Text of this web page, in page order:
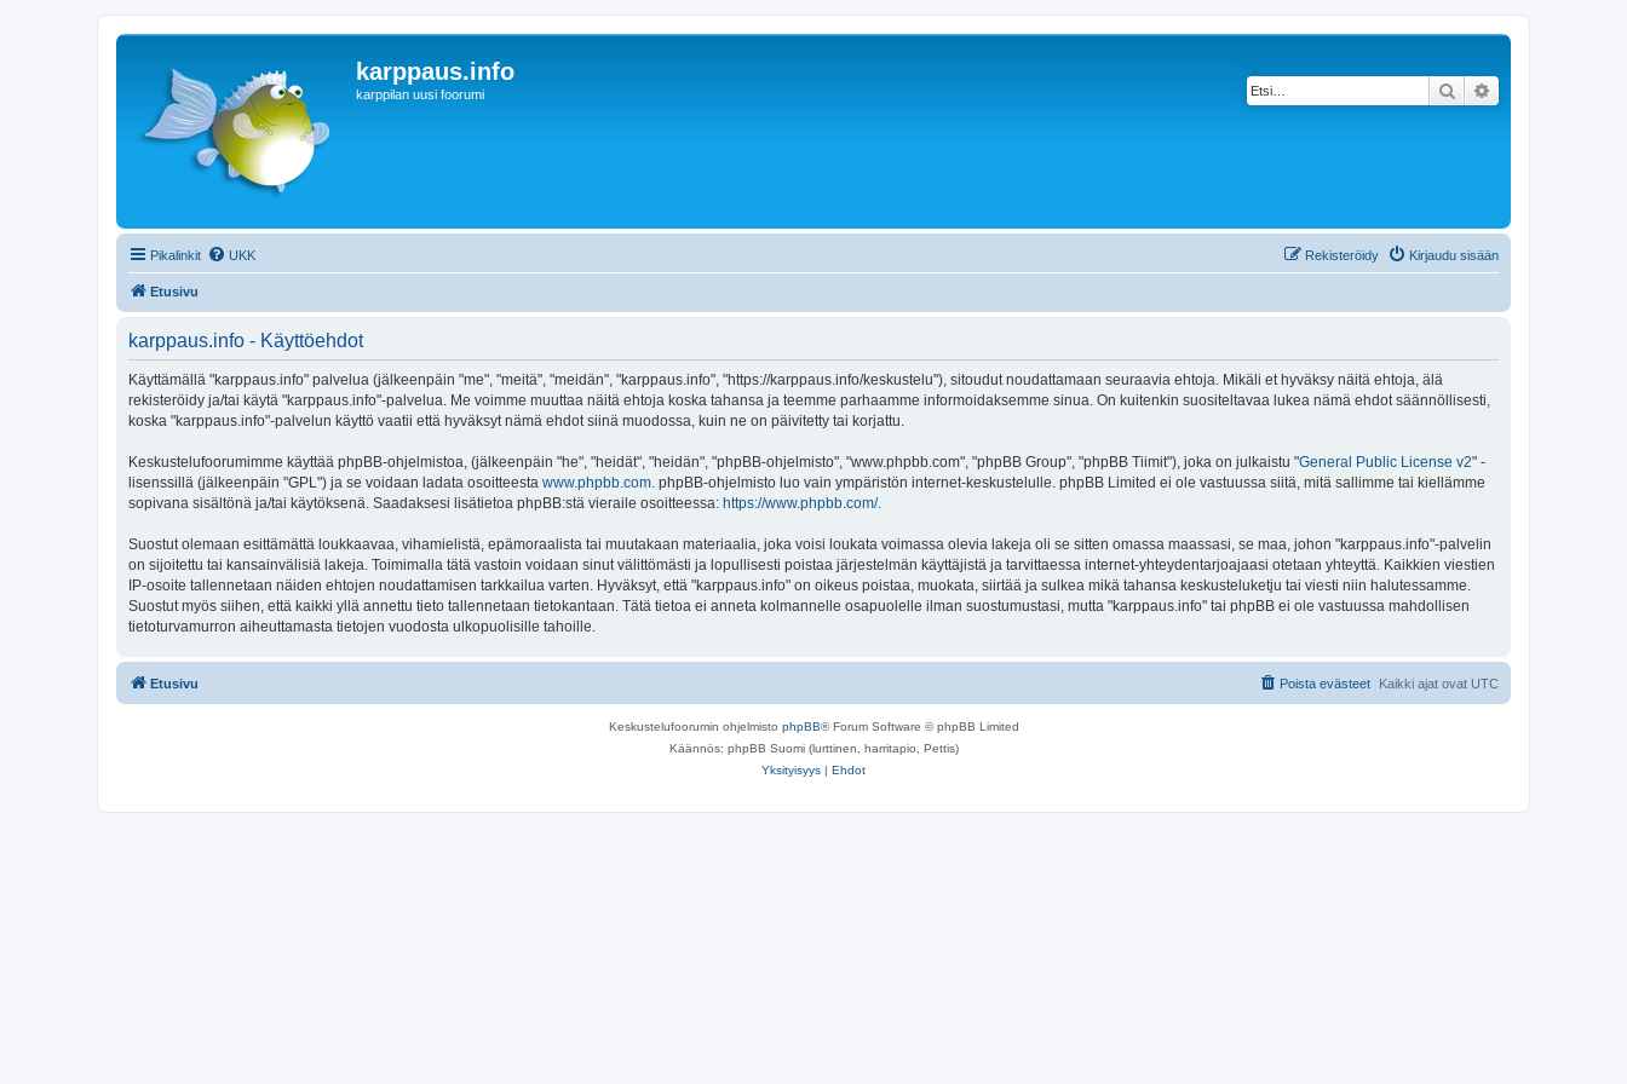
karppaus.info
karppilan uusi foorumi Etsi
Pikalinkit UKK Kirjaudu sisään
Rekisteröidy
Etusivu
karppaus.info - Käyttöehdot
Käyttämällä "karppaus.info" palvelua (jälkeenpäin "me", "meitä", "meidän", "karppaus.info", "https://karppaus.info/keskustelu"), sitoudut noudattamaan seuraavia ehtoja. Mikäli et hyväksy näitä ehtoja, älä
rekisteröidy ja/tai käytä "karppaus.info"-palvelua. Me voimme muuttaa näitä ehtoja koska tahansa ja teemme parhaamme informoidaksemme sinua. On kuitenkin suositeltavaa lukea nämä ehdot säännöllisesti,
koska "karppaus.info"-palvelun käyttö vaatii että hyväksyt nämä ehdot siinä muodossa, kuin ne on päivitetty tai korjattu.
Keskustelufoorumimme käyttää phpBB-ohjelmistoa, (jälkeenpäin "he", "heidät", "heidän", "phpBB-ohjelmisto", "www.phpbb.com", "phpBB Group", "phpBB Tiimit"), joka on julkaistu "General Public License v2" -
lisenssillä (jälkeenpäin "GPL") ja se voidaan ladata osoitteesta www.phpbb.com. phpBB-ohjelmisto luo vain ympäristön internet-keskustelulle. phpBB Limited ei ole vastuussa siitä, mitä sallimme tai kiellämme
sopivana sisältönä ja/tai käytöksenä. Saadaksesi lisätietoa phpBB:stä vieraile osoitteessa: https://www.phpbb.com/.
Suostut olemaan esittämättä loukkaavaa, vihamielistä, epämoraalista tai muutakaan materiaalia, joka voisi loukata voimassa olevia lakeja oli se sitten omassa maassasi, se maa, johon "karppaus.info"-palvelin
on sijoitettu tai kansainvälisiä lakeja. Toimimalla tätä vastoin voidaan sinut välittömästi ja lopullisesti poistaa järjestelmän käyttäjistä ja tarvittaessa internet-yhteydentarjoajaasi otetaan yhteyttä. Kaikkien viestien
IP-osoite tallennetaan näiden ehtojen noudattamisen tarkkailua varten. Hyväksyt, että "karppaus.info" on oikeus poistaa, muokata, siirtää ja sulkea mikä tahansa keskusteluketju tai viesti niin halutessamme.
Suostut myös siihen, että kaikki yllä annettu tieto tallennetaan tietokantaan. Tätä tietoa ei anneta kolmannelle osapuolelle ilman suostumustasi, mutta "karppaus.info" tai phpBB ei ole vastuussa mahdollisen
tietoturvamurron aiheuttamasta tietojen vuodosta ulkopuolisille tahoille.
Etusivu Kaikki ajat ovat UTC
Poista evästeet
Keskustelufoorumin ohjelmisto phpBB® Forum Software © phpBB Limited
Käännös: phpBB Suomi (lurttinen, harritapio, Pettis)
Yksityisyys | Ehdot